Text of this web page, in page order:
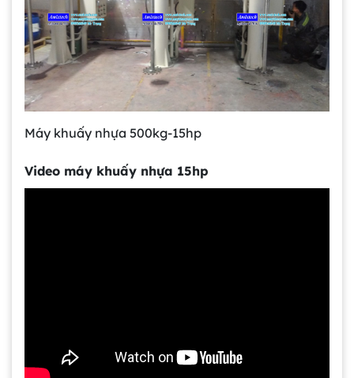
Máy khuấy nhựa 500kg-15hp
Video máy khuấy nhựa 15hp